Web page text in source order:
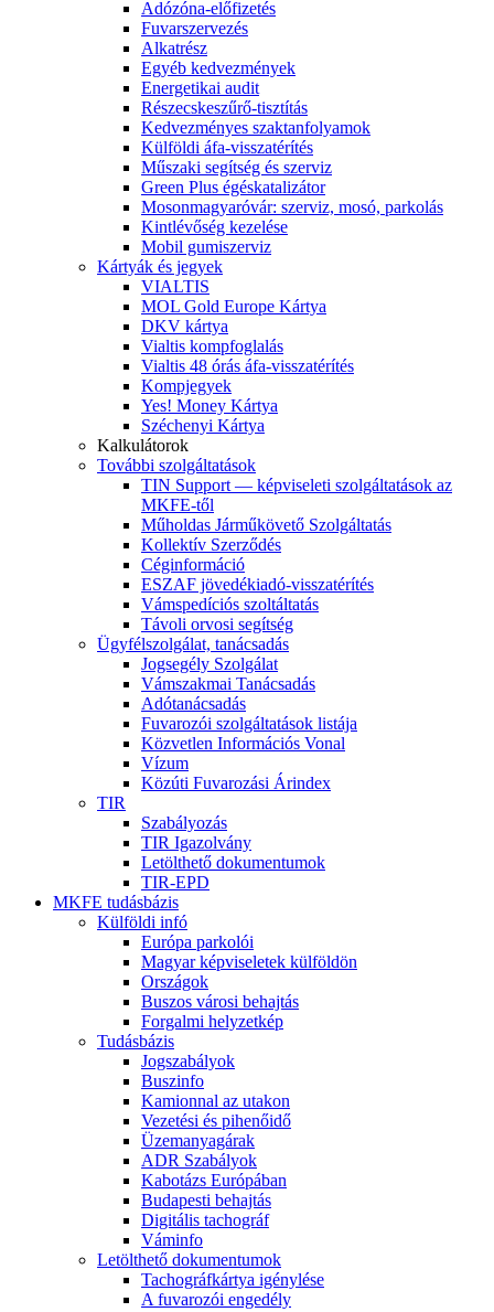
Adózóna-előfizetés
Fuvarszervezés
Alkatrész
Egyéb kedvezmények
Energetikai audit
Részecskeszűrő-tisztítás
Kedvezményes szaktanfolyamok
Külföldi áfa-visszatérítés
Műszaki segítség és szerviz
Green Plus égéskatalizátor
Mosonmagyaróvár: szerviz, mosó, parkolás
Kintlévőség kezelése
Mobil gumiszerviz
Kártyák és jegyek
VIALTIS
MOL Gold Europe Kártya
DKV kártya
Vialtis kompfoglalás
Vialtis 48 órás áfa-visszatérítés
Kompjegyek
Yes! Money Kártya
Széchenyi Kártya
Kalkulátorok
További szolgáltatások
TIN Support — képviseleti szolgáltatások az
MKFE-től
Műholdas Járműkövető Szolgáltatás
Kollektív Szerződés
Céginformáció
ESZAF jövedékiadó-visszatérítés
Vámspedíciós szoltáltatás
Távoli orvosi segítség
Ügyfélszolgálat, tanácsadás
Jogsegély Szolgálat
Vámszakmai Tanácsadás
Adótanácsadás
Fuvarozói szolgáltatások listája
Közvetlen Információs Vonal
Vízum
Közúti Fuvarozási Árindex
TIR
Szabályozás
TIR Igazolvány
Letölthető dokumentumok
TIR-EPD
MKFE tudásbázis
Külföldi infó
Európa parkolói
Magyar képviseletek külföldön
Országok
Buszos városi behajtás
Forgalmi helyzetkép
Tudásbázis
Jogszabályok
Buszinfo
Kamionnal az utakon
Vezetési és pihenőidő
Üzemanyagárak
ADR Szabályok
Kabotázs Európában
Budapesti behajtás
Digitális tachográf
Váminfo
Letölthető dokumentumok
Tachográfkártya igénylése
A fuvarozói engedély